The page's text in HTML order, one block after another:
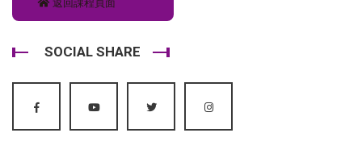
返回課程頁面
SOCIAL SHARE